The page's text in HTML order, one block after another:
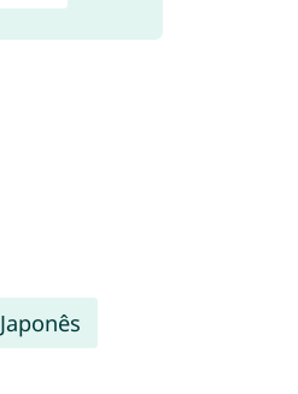
Japonês